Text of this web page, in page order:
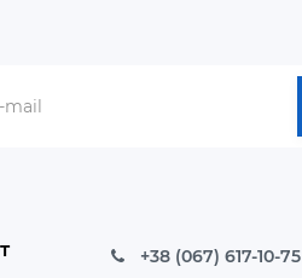
+38 (067) 617-10-75